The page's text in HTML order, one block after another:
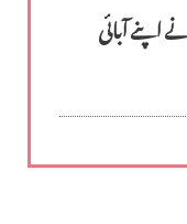
اپنے آبائی